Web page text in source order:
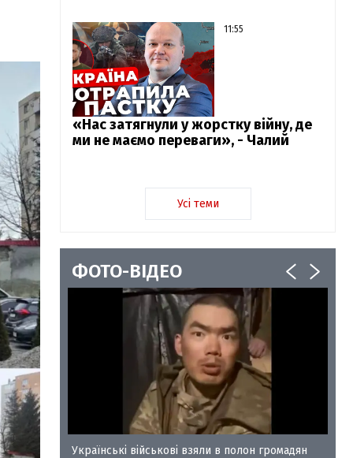
11:55
«Нас затягнули у жорстку війну, де
ми не маємо переваги», - Чалий
Усі теми
ФОТО-ВІДЕО
35
Українські військові взяли в полон громадян